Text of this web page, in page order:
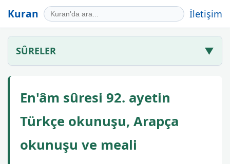
Kuran İletişim
SÛRELER ▼
En'âm sûresi 92. ayetin
Türkçe okunuşu, Arapça
okunuşu ve meali